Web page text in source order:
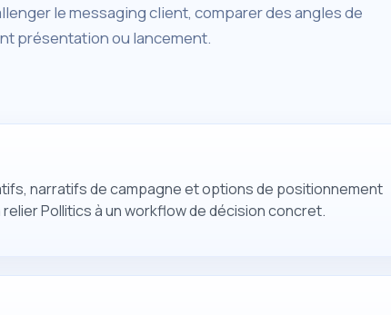
le messaging client, comparer des angles de
présentation ou lancement.
narratifs de campagne et options de positionnement
Pollitics à un workflow de décision concret.